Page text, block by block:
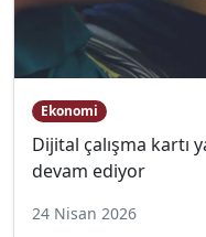
Ekonomi
Dijital çalışma kartı
devam ediyor
24 Nisan 2026